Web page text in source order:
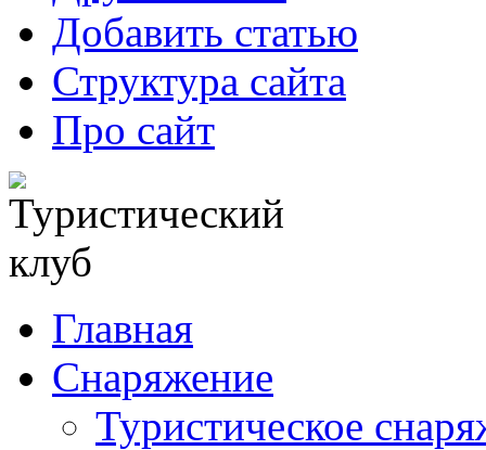
Добавить статью
Структура сайта
Про сайт
Главная
Снаряжение
Туристическое